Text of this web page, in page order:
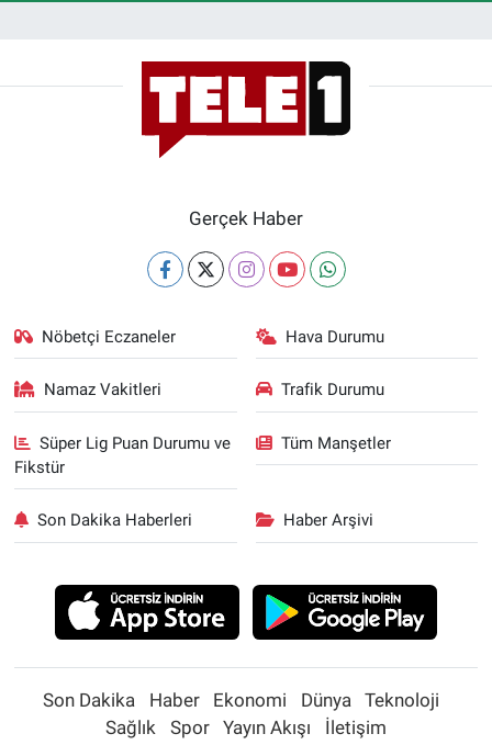
Gerçek Haber
Nöbetçi Eczaneler Hava Durumu
Namaz Vakitleri Trafik Durumu
Süper Lig Puan Durumu ve
Fikstür
Tüm Manşetler
Son Dakika Haberleri Haber Arşivi
Son Dakika Haber Ekonomi Dünya
Teknoloji
Sağlık
Spor Yayın Akışı İletişim